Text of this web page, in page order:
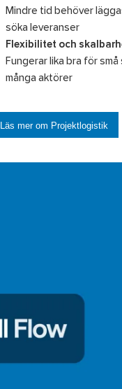
Mindre tid behöver
söka leveranser
Flexibilitet och
Fungerar lika bra för
många aktörer
Läs mer om Projektlogistik